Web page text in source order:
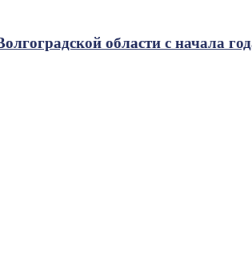
области с начала